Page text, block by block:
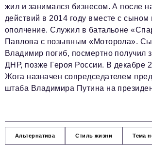
жил и занимался бизнесом. А после
действий в 2014 году вместе с сыном
ополчение. Служил в батальоне
Павлова с позывным «Моторола».
Владимир погиб, посмертно получил
ДНР, позже Героя России. В декабре
Жога назначен сопредседателем
штаба Владимира Путина на
Альтернатива Стиль жизни Тема